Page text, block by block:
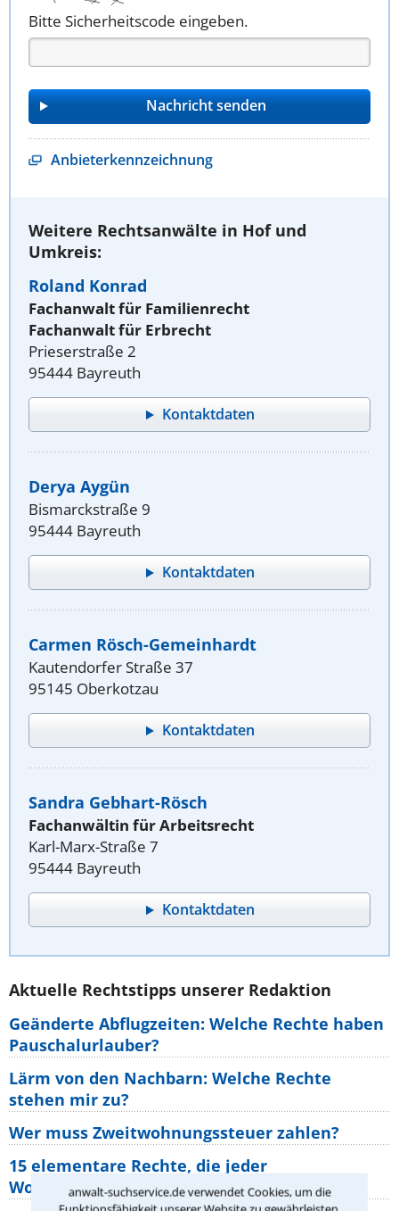
anwalt-suchservice.de verwendet Cookies, um die
Bitte Sicherheitscode eingeben.
Anbieterkennzeichnung
Weitere Rechtsanwälte in Hof und
Umkreis:
Roland Konrad
Fachanwalt für Familienrecht
Fachanwalt für Erbrecht
Prieserstraße 2
95444 Bayreuth
Kontaktdaten
Derya Aygün
Bismarckstraße 9
95444 Bayreuth
Kontaktdaten
Carmen Rösch-Gemeinhardt
Kautendorfer Straße 37
95145 Oberkotzau
Kontaktdaten
Sandra Gebhart-Rösch
Fachanwältin für Arbeitsrecht
Karl-Marx-Straße 7
95444 Bayreuth
Kontaktdaten
Aktuelle Rechtstipps unserer Redaktion
Geänderte Abflugzeiten: Welche Rechte haben
Pauschalurlauber?
Lärm von den Nachbarn: Welche Rechte
stehen mir zu?
Wer muss Zweitwohnungssteuer zahlen?
15 elementare Rechte, die jeder
Wohnungseigentümer kennen sollte